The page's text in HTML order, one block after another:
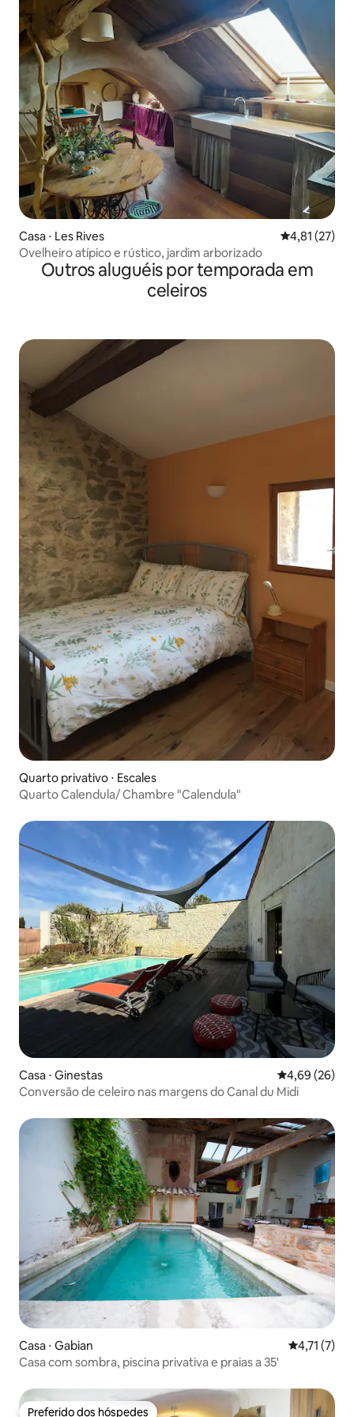
Casa ⋅ Les Rives 4,81 de uma
4,81 (27)
Ovelheiro atípico e rústico, jardim arborizado
Outros aluguéis por temporada em
celeiros
Quarto privativo ⋅ Escales
Quarto Calendula/ Chambre "Calendula"
Casa ⋅ Ginestas 4,69 de uma
4,69 (26)
Conversão de celeiro nas margens do Canal du Midi
Casa ⋅ Gabian 4,71 de
4,71 (7)
Casa com sombra, piscina privativa e praias a 35'
Preferido dos hóspedes